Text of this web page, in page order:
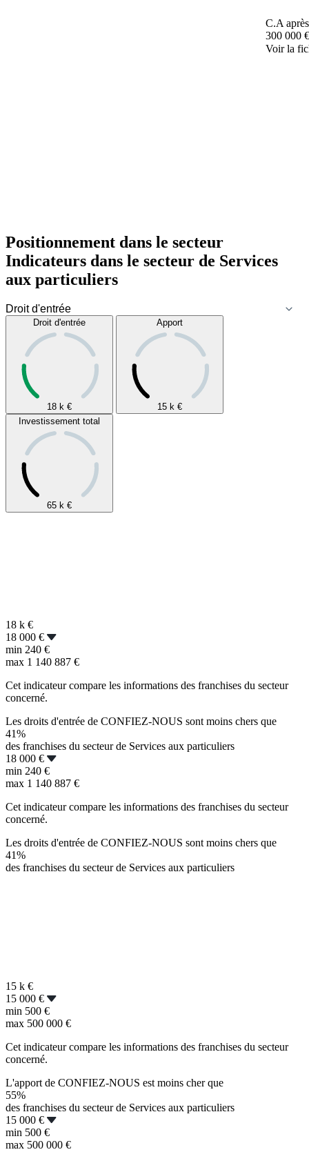
C.A
300 000 €
Voir la
Positionnement dans le secteur
Indicateurs dans le secteur de Services
aux particuliers
Droit d'entrée
18 k €
Apport
15 k €
Investissement total
65 k €
18 k €
18 000 €
min 240 €
max 1 140 887 €
Cet indicateur compare les informations des franchises du secteur
concerné.
Les droits d'entrée de CONFIEZ-NOUS sont moins chers que
41%
des franchises du secteur de Services aux particuliers
18 000 €
min 240 €
max 1 140 887 €
Cet indicateur compare les informations des franchises du secteur
concerné.
Les droits d'entrée de CONFIEZ-NOUS sont moins chers que
41%
des franchises du secteur de Services aux particuliers
15 k €
15 000 €
min 500 €
max 500 000 €
Cet indicateur compare les informations des franchises du secteur
concerné.
L'apport de CONFIEZ-NOUS est moins cher que
55%
des franchises du secteur de Services aux particuliers
15 000 €
min 500 €
max 500 000 €